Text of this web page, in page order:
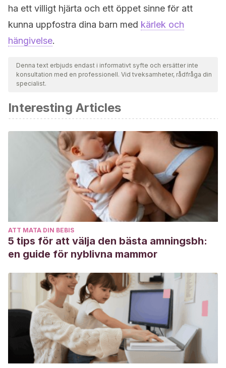
ha ett villigt hjärta och ett öppet sinne för att
kunna uppfostra dina barn med kärlek och
hängivelse.
Denna text erbjuds endast i informativt syfte och ersätter inte
konsultation med en professionell. Vid tveksamheter, rådfråga din
specialist.
Interesting Articles
ATT MATA DIN BEBIS
5 tips för att välja den bästa amningsbh:
en guide för nyblivna mammor